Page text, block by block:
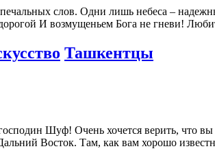
слов. Одни лишь небеса –
И возмущеньем Бога не гневи!
Ташкентцы
Шуф! Очень хочется верить, что
Восток. Там, как вам хорошо